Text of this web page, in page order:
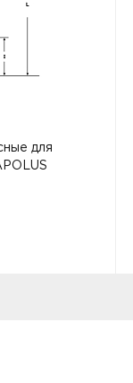
для